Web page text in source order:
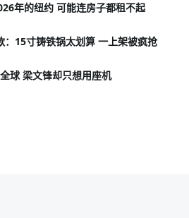
年的纽约 可能连房子都租不起
15寸铸铁锅太划算 一上架被疯抢
球 梁文锋却只想用座机